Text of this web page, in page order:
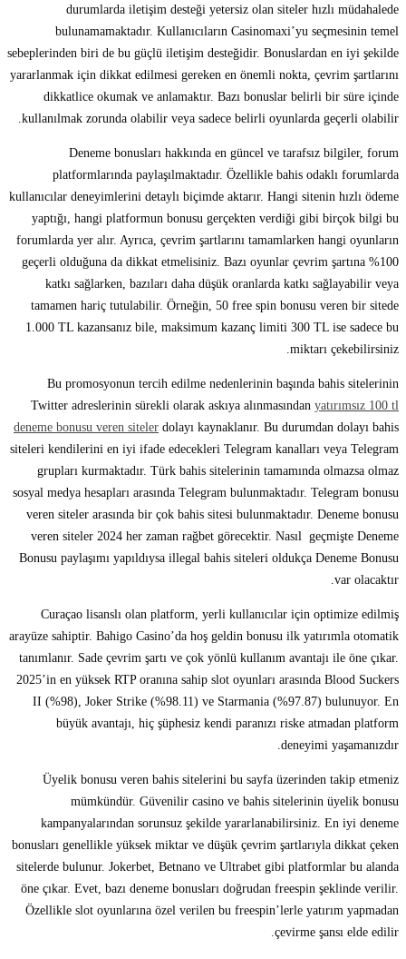
durumlarda iletişim desteği yetersiz olan siteler hızlı müdahalede
bulunamamaktadır. Kullanıcıların Casinomaxi’yu seçmesinin temel
sebeplerinden biri de bu güçlü iletişim desteğidir. Bonuslardan en iyi şekilde
yararlanmak için dikkat edilmesi gereken en önemli nokta, çevrim şartlarını
dikkatlice okumak ve anlamaktır. Bazı bonuslar belirli bir süre içinde
kullanılmak zorunda olabilir veya sadece belirli oyunlarda geçerli olabilir.
Deneme bonusları hakkında en güncel ve tarafsız bilgiler, forum
platformlarında paylaşılmaktadır. Özellikle bahis odaklı forumlarda
kullanıcılar deneyimlerini detaylı biçimde aktarır. Hangi sitenin hızlı ödeme
yaptığı, hangi platformun bonusu gerçekten verdiği gibi birçok bilgi bu
forumlarda yer alır. Ayrıca, çevrim şartlarını tamamlarken hangi oyunların
geçerli olduğuna da dikkat etmelisiniz. Bazı oyunlar çevrim şartına %100
katkı sağlarken, bazıları daha düşük oranlarda katkı sağlayabilir veya
tamamen hariç tutulabilir. Örneğin, 50 free spin bonusu veren bir sitede
1.000 TL kazansanız bile, maksimum kazanç limiti 300 TL ise sadece bu
miktarı çekebilirsiniz.
Bu promosyonun tercih edilme nedenlerinin başında bahis sitelerinin
Twitter adreslerinin sürekli olarak askıya alınmasından yatırımsız 100 tl
deneme bonusu veren siteler dolayı kaynaklanır. Bu durumdan dolayı bahis
siteleri kendilerini en iyi ifade edecekleri Telegram kanalları veya Telegram
grupları kurmaktadır. Türk bahis sitelerinin tamamında olmazsa olmaz
sosyal medya hesapları arasında Telegram bulunmaktadır. Telegram bonusu
veren siteler arasında bir çok bahis sitesi bulunmaktadır. Deneme bonusu
veren siteler 2024 her zaman rağbet görecektir. Nasıl geçmişte Deneme
Bonusu paylaşımı yapıldıysa illegal bahis siteleri oldukça Deneme Bonusu
var olacaktır.
Curaçao lisanslı olan platform, yerli kullanıcılar için optimize edilmiş
arayüze sahiptir. Bahigo Casino’da hoş geldin bonusu ilk yatırımla otomatik
tanımlanır. Sade çevrim şartı ve çok yönlü kullanım avantajı ile öne çıkar.
2025’in en yüksek RTP oranına sahip slot oyunları arasında Blood Suckers
II (%98), Joker Strike (%98.11) ve Starmania (%97.87) bulunuyor. En
büyük avantajı, hiç şüphesiz kendi paranızı riske atmadan platform
deneyimi yaşamanızdır.
Üyelik bonusu veren bahis sitelerini bu sayfa üzerinden takip etmeniz
mümkündür. Güvenilir casino ve bahis sitelerinin üyelik bonusu
kampanyalarından sorunsuz şekilde yararlanabilirsiniz. En iyi deneme
bonusları genellikle yüksek miktar ve düşük çevrim şartlarıyla dikkat çeken
sitelerde bulunur. Jokerbet, Betnano ve Ultrabet gibi platformlar bu alanda
öne çıkar. Evet, bazı deneme bonusları doğrudan freespin şeklinde verilir.
Özellikle slot oyunlarına özel verilen bu freespin’lerle yatırım yapmadan
çevirme şansı elde edilir.